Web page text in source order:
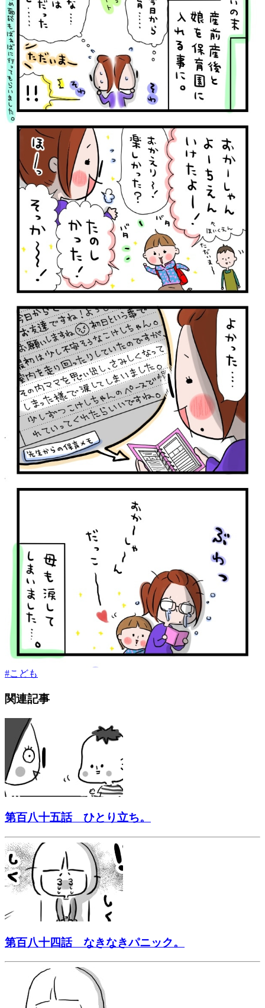
#こども
関連記事
第百八十五話 ひとり立ち。
第百八十四話 なきなきパニック。